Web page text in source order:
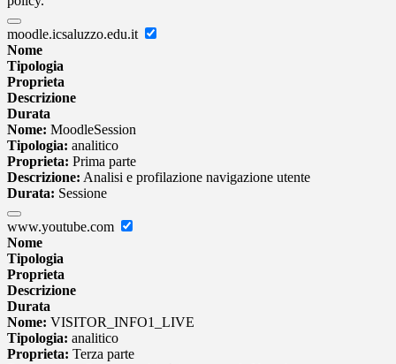
moodle.icsaluzzo.edu.it
Nome
Tipologia
Proprieta
Descrizione
Durata
Nome: MoodleSession
Tipologia: analitico
Proprieta: Prima parte
Descrizione: Analisi e profilazione navigazione utente
Durata: Sessione
www.youtube.com
Nome
Tipologia
Proprieta
Descrizione
Durata
Nome: VISITOR_INFO1_LIVE
Tipologia: analitico
Proprieta: Terza parte